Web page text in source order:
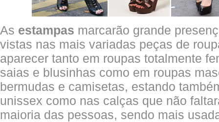
As estampas marcarão grande
vistas nas mais variadas peças de
aparecer tanto em roupas totalmente
saias e blusinhas como em roupas
bermudas e camisetas, estando
unissex como nas calças que não
maioria das pessoas, sendo mais